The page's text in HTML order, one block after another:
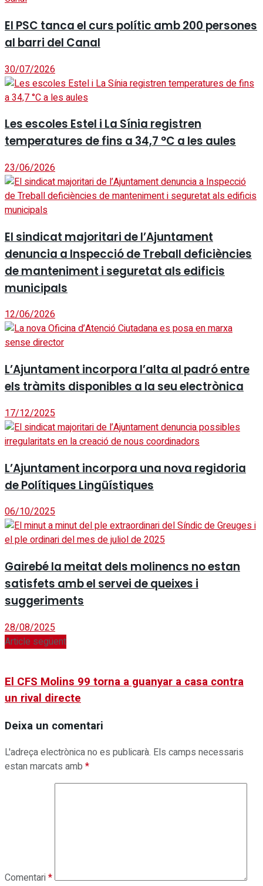
El PSC tanca el curs polític amb 200 persones
al barri del Canal
30/07/2026
Les escoles Estel i La Sínia registren
temperatures de fins a 34,7 °C a les aules
23/06/2026
El sindicat majoritari de l’Ajuntament
denuncia a Inspecció de Treball deficiències
de manteniment i seguretat als edificis
municipals
12/06/2026
L’Ajuntament incorpora l’alta al padró entre
els tràmits disponibles a la seu electrònica
17/12/2025
L’Ajuntament incorpora una nova regidoria
de Polítiques Lingüístiques
06/10/2025
Gairebé la meitat dels molinencs no estan
satisfets amb el servei de queixes i
suggeriments
28/08/2025
Article següent
El CFS Molins 99 torna a guanyar a casa contra
un rival directe
Deixa un comentari
L'adreça electrònica no es publicarà. Els camps necessaris
estan marcats amb *
Comentari*